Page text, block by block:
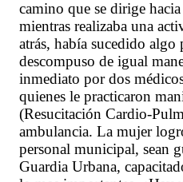
camino que se dirige
mientras realizaba una
atrás, había sucedido
descompuso de igual
inmediato por dos
quienes le practicaron
(Resucitación Cardio-
ambulancia. La mujer
personal municipal, sean
Guardia Urbana,